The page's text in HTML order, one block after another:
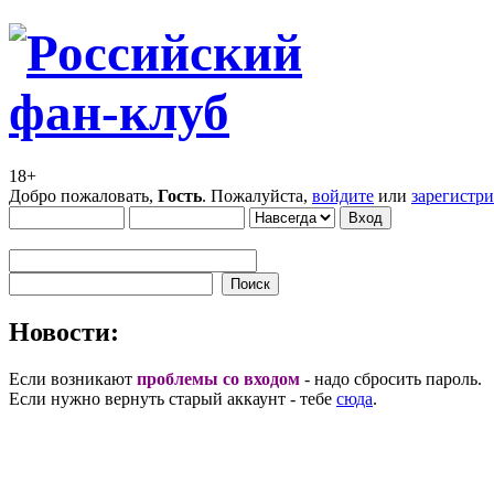
18+
Добро пожаловать, Гость. Пожалуйста, войдите или
Новости:
Если возникают проблемы со входом - надо сбросить пароль.
Если нужно вернуть старый аккаунт - тебе сюда.